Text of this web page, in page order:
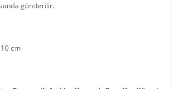
gönderilir.
cm